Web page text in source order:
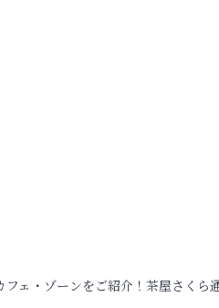
ェ・ゾーンをご紹介！茶屋さくら